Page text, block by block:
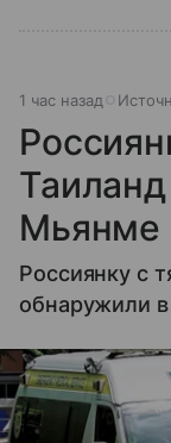
1 час назад
Мьянме
Россиянку с
обнаружили